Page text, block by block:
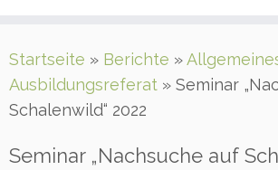
Inhalt
springen
Startseite » Berichte »
Ausbildungsreferat » Seminar
Schalenwild“ 2022
Seminar „Nachsuche auf